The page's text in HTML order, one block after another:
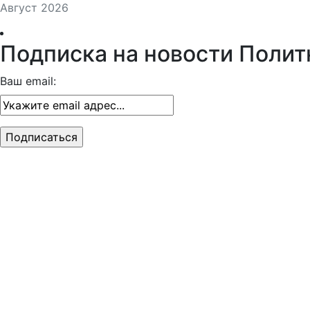
Август 2026
Подписка на новости
Ваш email: